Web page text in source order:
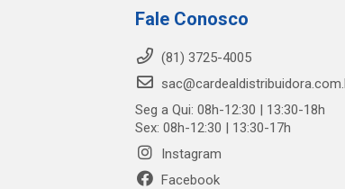
Fale Conosco
(81) 3725-4005
Seg a Qui: 08h-12:30 | 13:30-18h
Sex: 08h-12:30 | 13:30-17h
Instagram
Facebook